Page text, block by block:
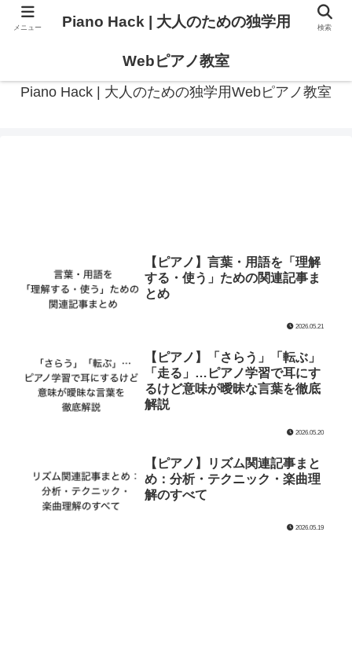
Piano Hack | 大人のための独学用Webピアノ教室
【ピアノ】言葉・用語を「理解
する・使う」ための関連記事ま
とめ
2026.05.21
【ピアノ】「さらう」「転ぶ」
「走る」…ピアノ学習で耳にす
るけど意味が曖昧な言葉を徹底
解説
2026.05.20
【ピアノ】リズム関連記事まと
め：分析・テクニック・楽曲理
解のすべて
2026.05.19
メニュー Piano Hack | 大人のための独学用
Webピアノ教室
検索